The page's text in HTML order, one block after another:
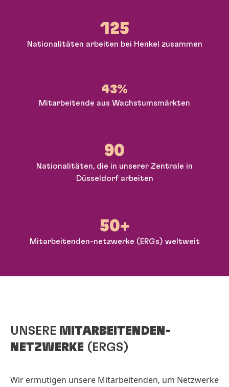
125
Nationalitäten arbeiten bei Henkel zusammen
43%
Mitarbeitende aus Wachstumsmärkten
90
Nationalitäten, die in unserer Zentrale in
Düsseldorf arbeiten
50+
Mitarbeitenden-netzwerke (ERGs) weltweit
UNSERE MITARBEITENDEN-
NETZWERKE (ERGS)
Wir ermutigen unsere Mitarbeitenden, um Netzwerke